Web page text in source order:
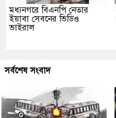
মধ্যনগরে বিএনপি নেতার
ইয়াবা সেবনের ভিডিও
ভাইরাল
সর্বশেষ সংবাদ